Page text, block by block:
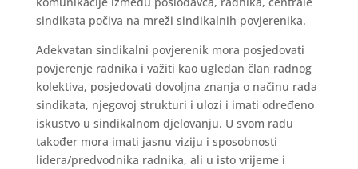
sindikata počiva na mreži sindikalnih povjerenika.
Adekvatan sindikalni povjerenik mora posjedovati
povjerenje radnika i važiti kao ugledan član radnog
kolektiva, posjedovati dovoljna znanja o načinu rada
sindikata, njegovoj strukturi i ulozi i imati određeno
iskustvo u sindikalnom djelovanju. U svom radu
također mora imati jasnu viziju i sposobnosti
lidera/predvodnika radnika, ali u isto vrijeme i